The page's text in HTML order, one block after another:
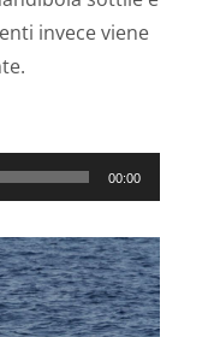
invece viene
00:00